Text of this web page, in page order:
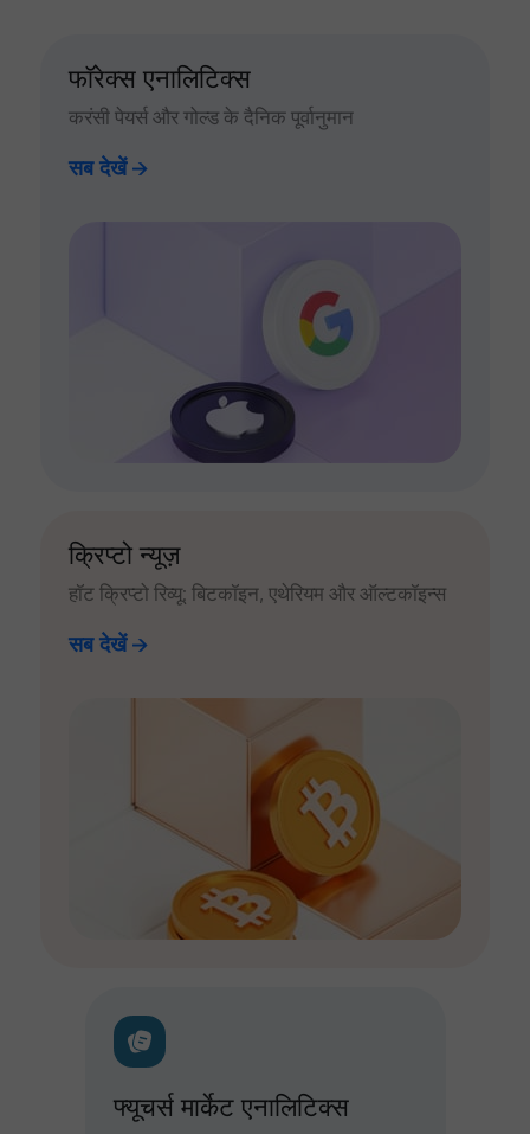
फॉरेक्स एनालिटिक्स
करंसी पेयर्स और गोल्ड के दैनिक पूर्वानुमान
सब देखें
क्रिप्टो न्यूज़
हॉट क्रिप्टो रिव्यू: बिटकॉइन, एथेरियम और ऑल्टकॉइन्स
सब देखें
फ्यूचर्स मार्केट एनालिटिक्स